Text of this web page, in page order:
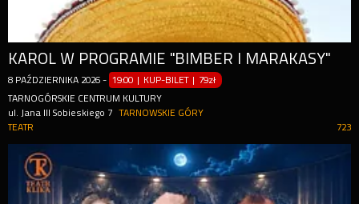
KAROL W PROGRAMIE "BIMBER I MARAKASY"
8 PAŹDZIERNIKA 2026 - 19:00 | KUP-BILET | 79zł
TARNOGÓRSKIE CENTRUM KULTURY
ul. Jana III Sobieskiego 7
TARNOWSKIE GÓRY
723
TEATR